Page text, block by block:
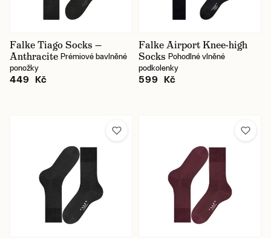
Falke Tiago Socks —
Anthracite Prémiové bavlněné
ponožky
449 Kč
Falke Airport Knee-high
Socks Pohodlné vlněné
podkolenky
599 Kč